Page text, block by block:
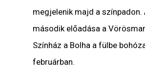
megjelenik majd a színpadon.
második előadása a
Színház a Bolha a fülbe
februárban.